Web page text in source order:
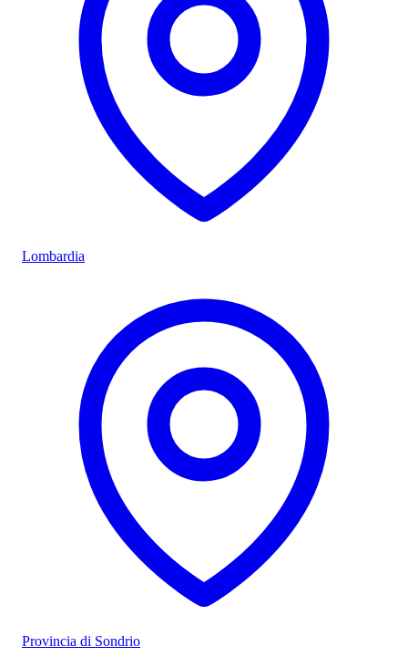
Lombardia
Provincia di Sondrio